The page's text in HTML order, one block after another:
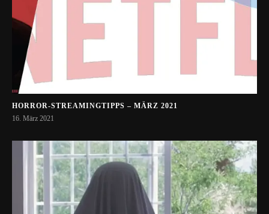
HORROR-STREAMINGTIPPS – MÄRZ 2021
16. März 2021